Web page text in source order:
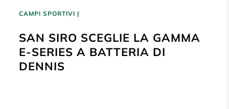
CAMPI SPORTIVI |
SAN SIRO SCEGLIE LA GAMMA
E-SERIES A BATTERIA DI
DENNIS